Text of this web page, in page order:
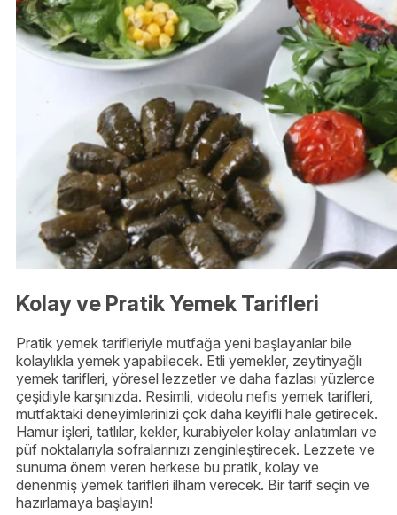
Kolay ve Pratik Yemek Tarifleri
Pratik yemek tarifleriyle mutfağa yeni başlayanlar bile
kolaylıkla yemek yapabilecek. Etli yemekler, zeytinyağlı
yemek tarifleri, yöresel lezzetler ve daha fazlası yüzlerce
çeşidiyle karşınızda. Resimli, videolu nefis yemek tarifleri,
mutfaktaki deneyimlerinizi çok daha keyifli hale getirecek.
Hamur işleri, tatlılar, kekler, kurabiyeler kolay anlatımları ve
püf noktalarıyla sofralarınızı zenginleştirecek. Lezzete ve
sunuma önem veren herkese bu pratik, kolay ve
denenmiş yemek tarifleri ilham verecek. Bir tarif seçin ve
hazırlamaya başlayın!